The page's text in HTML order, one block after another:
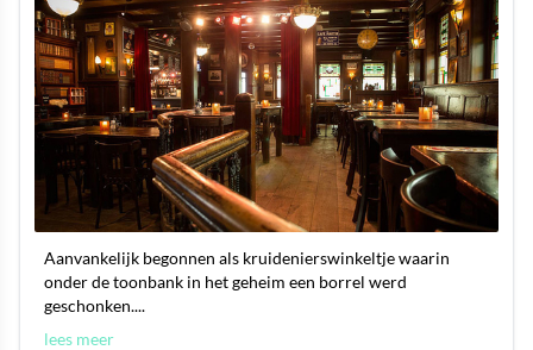
Aanvankelijk begonnen als kruidenierswinkeltje waarin
onder de toonbank in het geheim een borrel werd
geschonken....
lees meer